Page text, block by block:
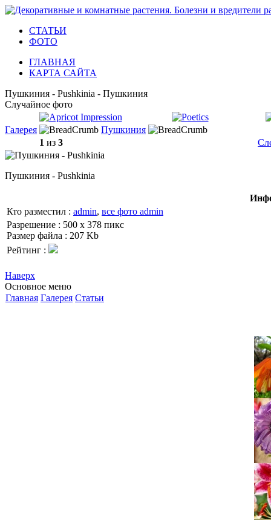
СТАТЬИ
ФОТО
ГЛАВНАЯ
КАРТА САЙТА
Пушкиния - Pushkinia - Пушкиния
Случайное фото
Галерея
Пушкиния
1 из 3
Пушкиния - Pushkinia
Кто разместил : admin, все фото admin
Разрешение : 500 x 378 пикс
Размер файла : 207 Kb
Рейтинг :
Наверх
Основное меню
Главная Галерея Статьи